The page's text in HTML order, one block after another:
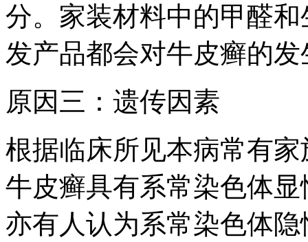
分。家装材料中的甲醛
发产品都会对牛皮癣的
原因三：遗传因素
根据临床所见本病常有
牛皮癣具有系常染色体
亦有人认为系常染色体